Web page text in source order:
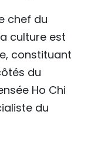
chef du
culture est
constituant
du
Ho Chi
du